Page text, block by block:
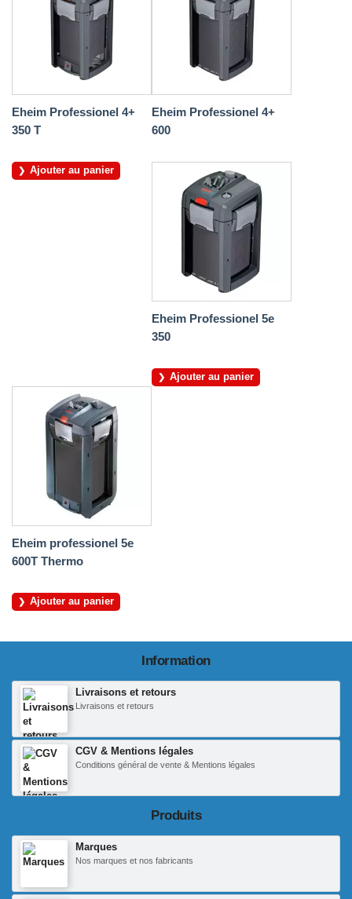
Eheim Professionel 4+
350 T
Ajouter au panier
Eheim Professionel 4+
600
Eheim Professionel 5e
350
Ajouter au panier
Eheim professionel 5e
600T Thermo
Ajouter au panier
Information
Livraisons et retours
Livraisons et retours
CGV & Mentions légales
Conditions général de vente & Mentions légales
Produits
Marques
Nos marques et nos fabricants